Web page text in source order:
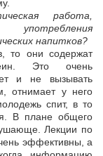
работа,
напитков?
то они содержат
Это очень
и не вызывать
отнимает у него
спит, в то
В плане общего
Лекции по
эффективны, а